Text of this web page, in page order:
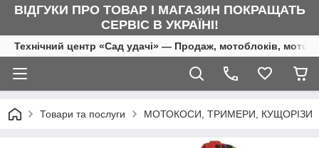
ВІДГУКИ ПРО ТОВАР І МАГАЗИН ПОКРАЩАТЬ
СЕРВІС В УКРАЇНІ!
Технічний центр «Сад удачі» — Продаж, мотоблоків,
Товари та послуги МОТОКОСИ, ТРИМЕРИ, КУЩОРІЗИ